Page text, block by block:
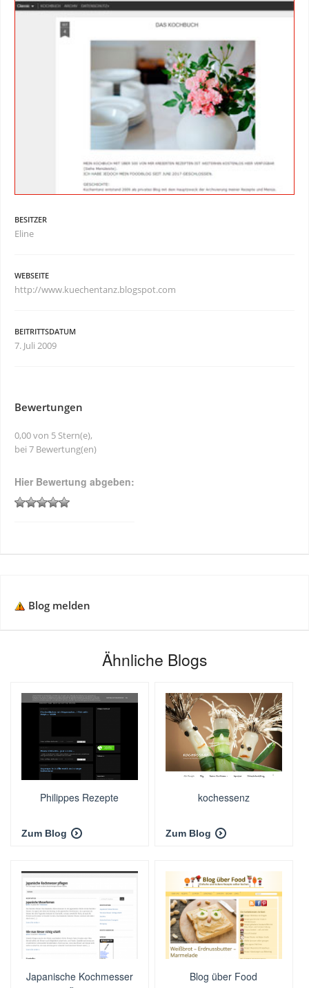
BESITZER
Eline
WEBSEITE
http://www.kuechentanz.blogspot.com
BEITRITTSDATUM
7. Juli 2009
Bewertungen
0,00 von 5 Stern(e),
bei 7 Bewertung(en)
Hier Bewertung abgeben:
Blog melden
Ähnliche Blogs
Philippes Rezepte
Zum Blog
kochessenz
Zum Blog
Japanische Kochmesser
Blog über Food